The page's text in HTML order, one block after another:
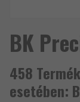
BK
458
esetében: